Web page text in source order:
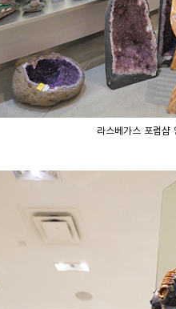
라스베가스 포럼샵